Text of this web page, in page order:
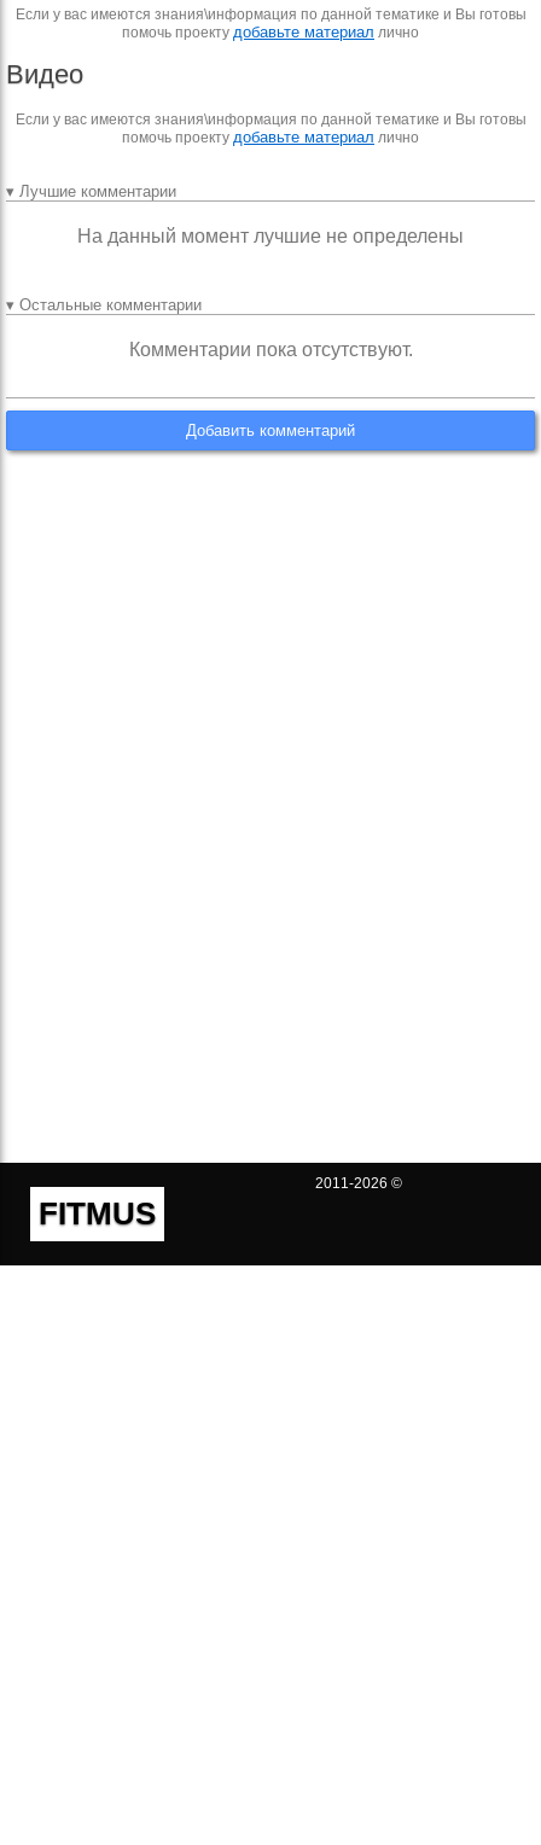
Если у вас имеются знания\информация по данной тематике и Вы готовы
помочь проекту добавьте материал лично
Видео
Если у вас имеются знания\информация по данной тематике и Вы готовы
помочь проекту добавьте материал лично
▾ Лучшие комментарии
На данный момент лучшие не определены
▾ Остальные комментарии
Комментарии пока отсутствуют.
Добавить комментарий
FITMUS
2011-2026 ©